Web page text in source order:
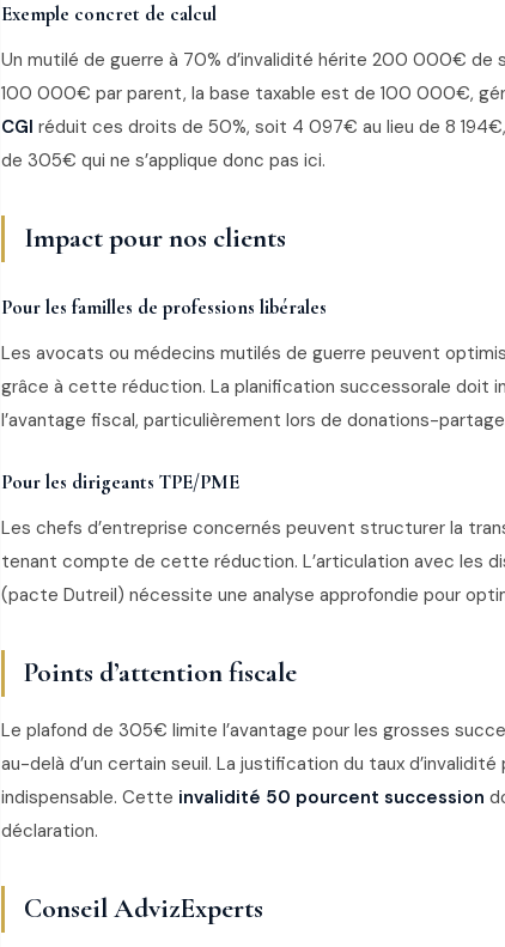
Exemple concret de calcul
Un mutilé de guerre à 70% d’invalidité hérite 200 000€ de
100 000€ par parent, la base taxable est de 100 000€,
CGI réduit ces droits de 50%, soit 4 097€ au lieu de 8
de 305€ qui ne s’applique donc pas ici.
Impact pour nos clients
Pour les familles de professions libérales
Les avocats ou médecins mutilés de guerre peuvent
grâce à cette réduction. La planification successorale doit
l’avantage fiscal, particulièrement lors de donations-
Pour les dirigeants TPE/PME
Les chefs d’entreprise concernés peuvent structurer la
tenant compte de cette réduction. L’articulation avec les
(pacte Dutreil) nécessite une analyse approfondie pour
Points d’attention fiscale
Le plafond de 305€ limite l’avantage pour les grosses
au-delà d’un certain seuil. La justification du taux
indispensable. Cette invalidité 50 pourcent succession
déclaration.
Conseil AdvizExperts